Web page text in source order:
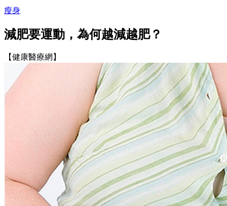
瘦身
減肥要運動，為何越減越肥？
【健康醫療網】